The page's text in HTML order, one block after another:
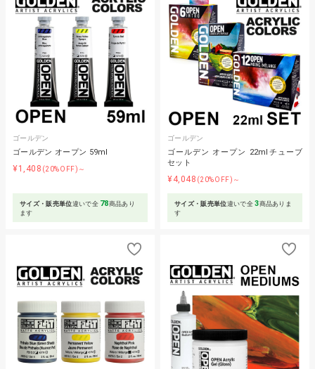
ゴールデン
ゴールデン オープン 59ml
¥1,408 (20%OFF)～
サイズ・販売単位違いで全 78商品あり
ます
ゴールデン
ゴールデン オープン 22mlチューブ
セット
¥4,048 (20%OFF)～
サイズ・販売単位違いで全3商品ありま
す